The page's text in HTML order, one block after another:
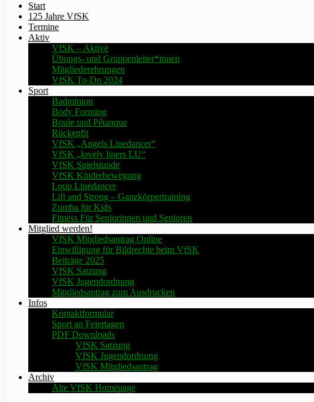
Start
125 Jahre VfSK
Termine
Aktiv
VfSK – Aktive
Übungs- und Gruppenleiter*innen
Mitgliederehrungen
VfSK To-Do 2024
Sport
Badminton
Body Forming
Boule und Pétanque
Rückenfit
VfSK „Angels Linedancer“
VfSK „lovely liners LU“
VfSK Spielstunde
VfSK Kinderbewegung
Loup Linedancer
Lift and Strong – Ganzkörpertraining
Zumba für Kids
Fitness Für Seniorinnen und Senioren
Mitglied werden!
VfSK Mitgliedsantrag Online
Einwilligung für Bildrechte beim VfSK
Beiträge 2025
VfSK Satzung
VfSK Jugendordnung
Mitgliedsantrag zum Ausdrucken
Infos
Kontaktformular
Sport an Feiertagen
PDF Downloads
VfSK Satzung
VfSK Jugendordnung
VfSK Mitgliedsantrag
Archiv
Alte VfSK Homepage